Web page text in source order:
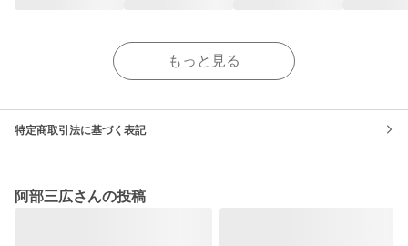
もっと見る
特定商取引法に基づく表記
阿部三広さんの投稿